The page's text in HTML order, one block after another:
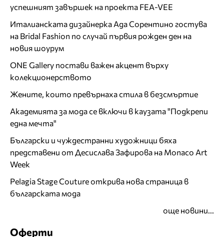
успешният завършек на проекта FEA-VEE
Италианската дизайнерка Ада Сорентино гостува
на Bridal Fashion по случай първия рожден ден на
новия шоурум
ONE Gallery постави важен акцент върху
колекционерството
Жените, които превърнаха стила в безсмъртие
Академията за мода се включи в каузата "Подкрепи
една мечта"
Български и чуждестранни художници бяха
представени от Десислава Зафирова на Monaco Art
Week
Pelagia Stage Couture открива нова страница в
българската мода
още новини...
Оферти